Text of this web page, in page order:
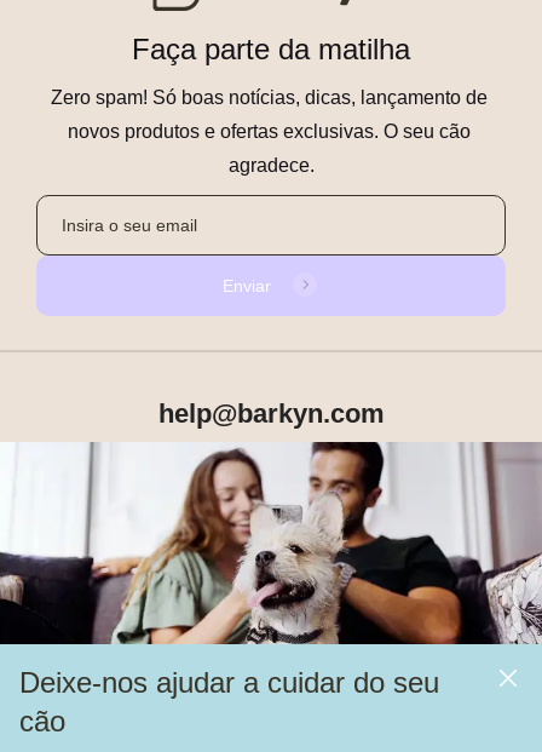
Deixe-nos ajudar a cuidar do seu
cão
Faça parte da matilha
Zero spam! Só boas notícias, dicas, lançamento de
novos produtos e ofertas exclusivas. O seu cão
agradece.
Enviar
help@barkyn.com
Produtos
Mais
Alimentação